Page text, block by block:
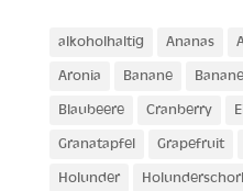
alkoholhaltig Ananas
Aronia Banane
Blaubeere Cranberry
Granatapfel Grapefruit
Holunder